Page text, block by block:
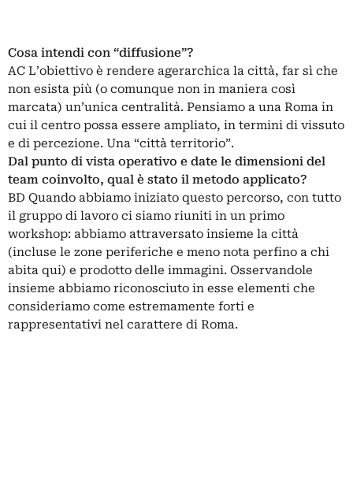
Cosa intendi con “diffusione”?
AC L’obiettivo è rendere agerarchica la città, far sì che
non esista più (o comunque non in maniera così
marcata) un’unica centralità. Pensiamo a una Roma in
cui il centro possa essere ampliato, in termini di vissuto
e di percezione. Una “città territorio”.
Dal punto di vista operativo e date le dimensioni del
team coinvolto, qual è stato il metodo applicato?
BD Quando abbiamo iniziato questo percorso, con tutto
il gruppo di lavoro ci siamo riuniti in un primo
workshop: abbiamo attraversato insieme la città
(incluse le zone periferiche e meno nota perfino a chi
abita qui) e prodotto delle immagini. Osservandole
insieme abbiamo riconosciuto in esse elementi che
consideriamo come estremamente forti e
rappresentativi nel carattere di Roma.